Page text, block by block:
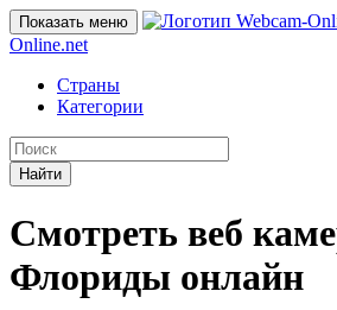
Показать меню
Online.net
Страны
Категории
Найти
Смотреть веб
Флориды онлайн